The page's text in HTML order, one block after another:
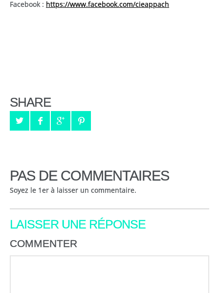
Facebook : https://www.facebook.com/cieappach
SHARE
PAS DE COMMENTAIRES
Soyez le 1er à laisser un commentaire.
LAISSER UNE RÉPONSE
COMMENTER